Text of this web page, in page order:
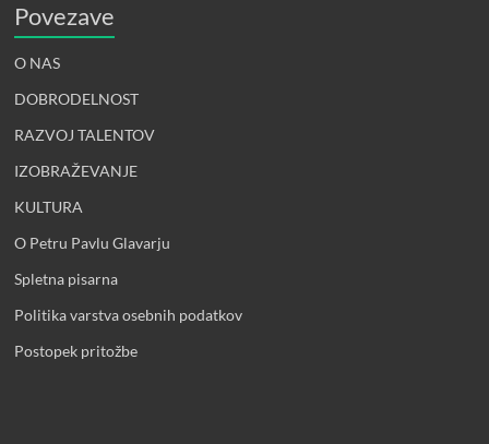
Povezave
O NAS
DOBRODELNOST
RAZVOJ TALENTOV
IZOBRAŽEVANJE
KULTURA
O Petru Pavlu Glavarju
Spletna pisarna
Politika varstva osebnih podatkov
Postopek pritožbe